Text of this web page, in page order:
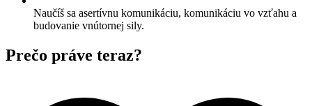
Naučíš sa asertívnu komunikáciu, komunikáciu vo vzťahu a
budovanie vnútornej sily.
Prečo práve teraz?